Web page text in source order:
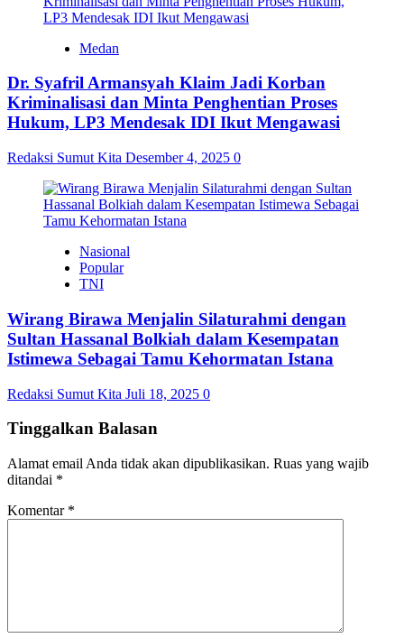
Medan
Dr. Syafril Armansyah Klaim Jadi Korban
Kriminalisasi dan Minta Penghentian Proses
Hukum, LP3 Mendesak IDI Ikut Mengawasi
Redaksi Sumut Kita Desember 4, 2025 0
Nasional
Popular
TNI
Wirang Birawa Menjalin Silaturahmi dengan
Sultan Hassanal Bolkiah dalam Kesempatan
Istimewa Sebagai Tamu Kehormatan Istana
Redaksi Sumut Kita Juli 18, 2025 0
Tinggalkan Balasan
Alamat email Anda tidak akan dipublikasikan. Ruas yang wajib
ditandai *
Komentar *